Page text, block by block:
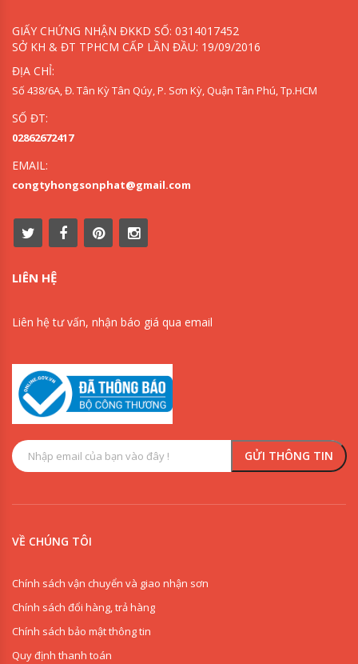
GIẤY CHỨNG NHẬN ĐKKD SỐ: 0314017452
SỞ KH & ĐT TPHCM CẤP LẦN ĐẦU: 19/09/2016
ĐỊA CHỈ:
Số 438/6A, Đ. Tân Kỳ Tân Qúy, P. Sơn Kỳ, Quận Tân Phú, Tp.HCM
SỐ ĐT:
02862672417
EMAIL:
congtyhongsonphat@gmail.com
LIÊN HỆ
Liên hệ tư vấn, nhận báo giá qua email
VỀ CHÚNG TÔI
Chính sách vận chuyển và giao nhận sơn
Chính sách đổi hàng, trả hàng
Chính sách bảo mật thông tin
Quy định thanh toán